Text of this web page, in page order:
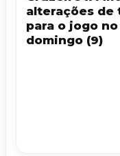
alterações
para o jogo
domingo (9)